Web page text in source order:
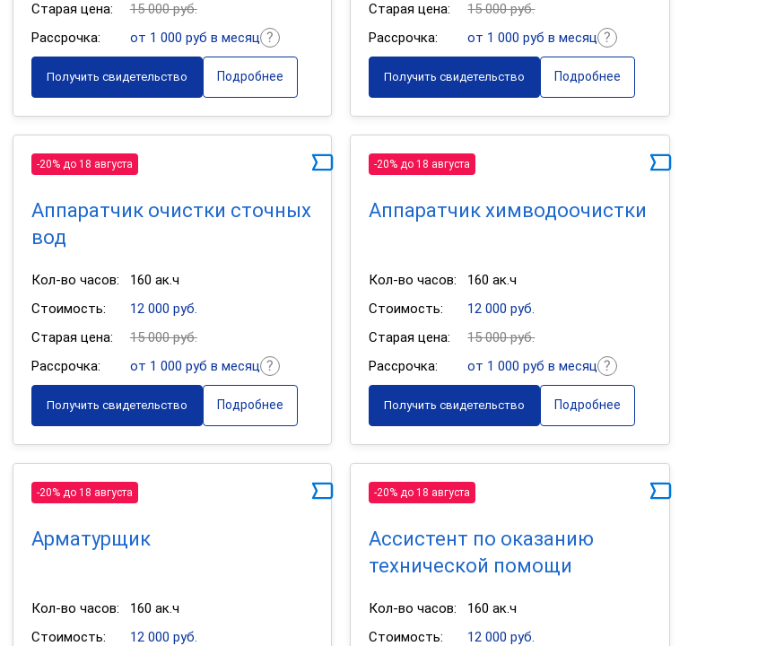
Старая цена:
15 000 руб.
Рассрочка:
от 1 000 руб в месяц
Получить свидетельство Подробнее
Старая цена:
15 000 руб.
Рассрочка:
от 1 000 руб в месяц
Получить свидетельство Подробнее
-20% до 18 августа
Аппаратчик очистки сточных
вод
Кол-во часов:
160 ак.ч
Стоимость:
12 000 руб.
Старая цена:
15 000 руб.
Рассрочка:
от 1 000 руб в месяц
Получить свидетельство Подробнее
-20% до 18 августа
Аппаратчик химводоочистки
Кол-во часов:
160 ак.ч
Стоимость:
12 000 руб.
Старая цена:
15 000 руб.
Рассрочка:
от 1 000 руб в месяц
Получить свидетельство Подробнее
-20% до 18 августа
Арматурщик
Кол-во часов:
160 ак.ч
Стоимость:
12 000 руб.
-20% до 18 августа
Ассистент по оказанию
технической помощи
Кол-во часов:
160 ак.ч
Стоимость:
12 000 руб.